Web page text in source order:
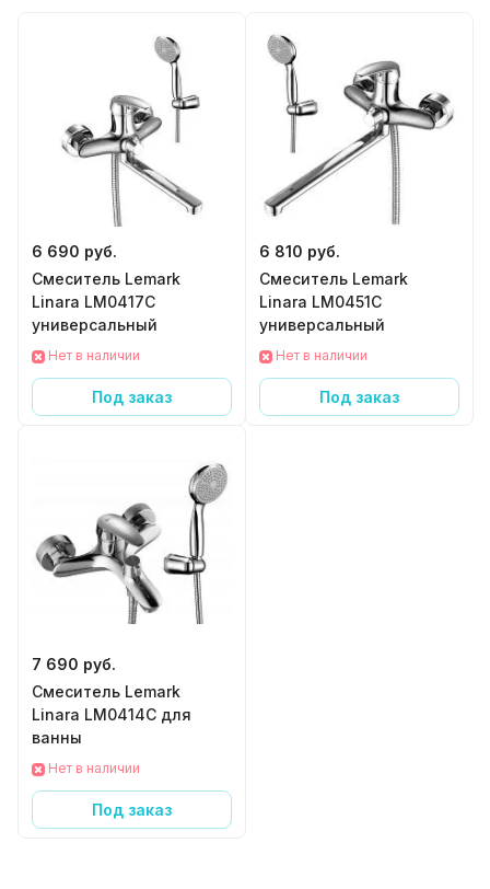
6 690 руб.
Смеситель Lemark
Linara LM0417C
универсальный
Нет в наличии
Под заказ
6 810 руб.
Смеситель Lemark
Linara LM0451C
универсальный
Нет в наличии
Под заказ
7 690 руб.
Смеситель Lemark
Linara LM0414C для
ванны
Нет в наличии
Под заказ